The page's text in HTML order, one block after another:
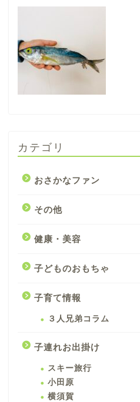
カテゴリ
おさかなファン
その他
健康・美容
子どものおもちゃ
子育て情報
３人兄弟コラム
子連れお出掛け
スキー旅行
小田原
横須賀